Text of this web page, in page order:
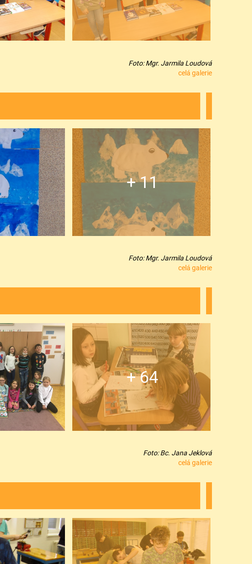
Foto: Mgr. Jarmila Loudová
celá galerie
+ 11
Foto: Mgr. Jarmila Loudová
celá galerie
+ 64
Foto: Bc. Jana Jeklová
celá galerie